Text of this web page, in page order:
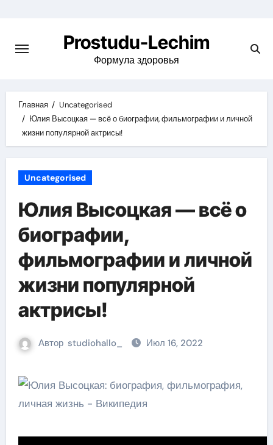
содержимому
Prostudu-Lechim
Формула здоровья
Главная
Uncategorised
Юлия Высоцкая — всё о биографии, фильмографии и личной
жизни популярной актрисы!
Uncategorised
Юлия Высоцкая — всё о
биографии,
фильмографии и личной
жизни популярной
актрисы!
Автор studiohallo_ Июл 16, 2022